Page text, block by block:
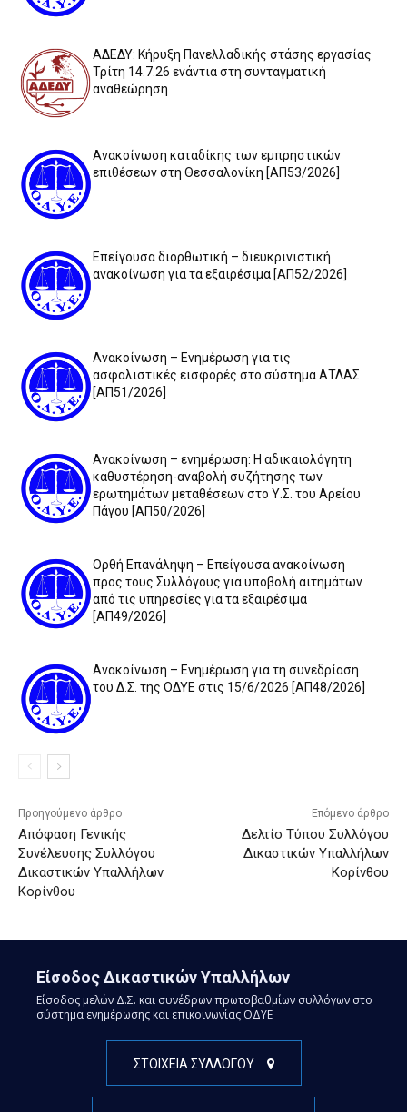
ΑΔΕΔΥ: Κήρυξη Πανελλαδικής στάσης εργασίας
Τρίτη 14.7.26 ενάντια στη συνταγματική
αναθεώρηση
Ανακοίνωση καταδίκης των εμπρηστικών
επιθέσεων στη Θεσσαλονίκη [ΑΠ53/2026]
Επείγουσα διορθωτική – διευκρινιστική
ανακοίνωση για τα εξαιρέσιμα [ΑΠ52/2026]
Ανακοίνωση – Ενημέρωση για τις
ασφαλιστικές εισφορές στο σύστημα ΑΤΛΑΣ
[ΑΠ51/2026]
Ανακοίνωση – ενημέρωση: Η αδικαιολόγητη
καθυστέρηση-αναβολή συζήτησης των
ερωτημάτων μεταθέσεων στο Υ.Σ. του Αρείου
Πάγου [ΑΠ50/2026]
Ορθή Επανάληψη – Επείγουσα ανακοίνωση
προς τους Συλλόγους για υποβολή αιτημάτων
από τις υπηρεσίες για τα εξαιρέσιμα
[ΑΠ49/2026]
Ανακοίνωση – Ενημέρωση για τη συνεδρίαση
του Δ.Σ. της ΟΔΥΕ στις 15/6/2026 [ΑΠ48/2026]
Προηγούμενο άρθρο
Απόφαση Γενικής
Συνέλευσης Συλλόγου
Δικαστικών Υπαλλήλων
Κορίνθου
Επόμενο άρθρο
Δελτίο Τύπου Συλλόγου
Δικαστικών Υπαλλήλων
Κορίνθου
Είσοδος Δικαστικών Υπαλλήλων
Είσοδος μελών Δ.Σ. και συνέδρων πρωτοβαθμίων συλλόγων στο
σύστημα ενημέρωσης και επικοινωνίας ΟΔΥΕ
ΣΤΟΙΧΕΙΑ ΣΥΛΛΟΓΟΥ